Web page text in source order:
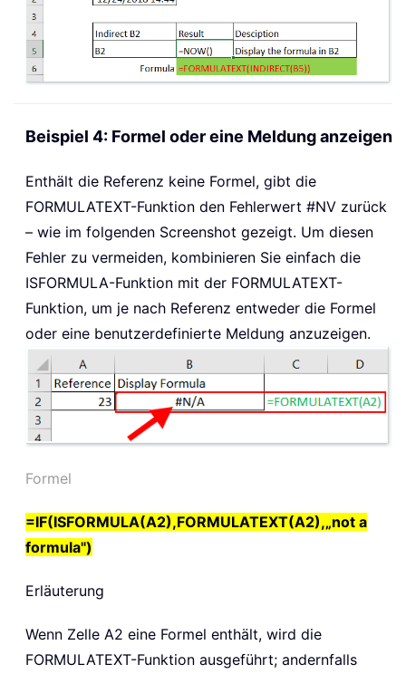
Beispiel 4: Formel oder eine Meldung anzeigen
Enthält die Referenz keine Formel, gibt die
FORMULATEXT-Funktion den Fehlerwert #NV zurück
– wie im folgenden Screenshot gezeigt. Um diesen
Fehler zu vermeiden, kombinieren Sie einfach die
ISFORMULA-Funktion mit der FORMULATEXT-
Funktion, um je nach Referenz entweder die Formel
oder eine benutzerdefinierte Meldung anzuzeigen.
Formel
=IF(ISFORMULA(A2),FORMULATEXT(A2),„not a
formula")
Erläuterung
Wenn Zelle A2 eine Formel enthält, wird die
FORMULATEXT-Funktion ausgeführt; andernfalls